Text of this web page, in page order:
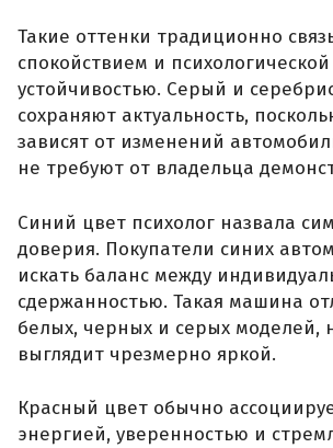
Такие оттенки традиционно
спокойствием и психологической
устойчивостью. Серый и
сохраняют актуальность,
зависят от изменений
не требуют от владельца
Синий цвет психолог назвала
доверия. Покупатели синих
искать баланс между
сдержанностью. Такая машина
белых, черных и серых моделей,
выглядит чрезмерно яркой.
Красный цвет обычно
энергией, уверенностью и